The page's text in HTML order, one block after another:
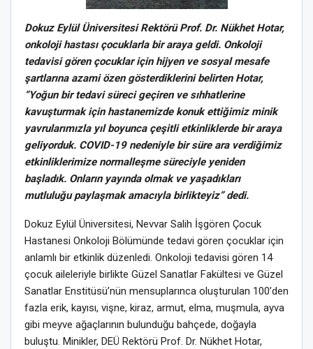
Dokuz Eylül Üniversitesi Rektörü Prof. Dr. Nükhet Hotar,
onkoloji hastası çocuklarla bir araya geldi. Onkoloji
tedavisi gören çocuklar için hijyen ve sosyal mesafe
şartlarına azami özen gösterdiklerini belirten Hotar,
“Yoğun bir tedavi süreci geçiren ve sıhhatlerine
kavuşturmak için hastanemizde konuk ettiğimiz minik
yavrularımızla yıl boyunca çeşitli etkinliklerde bir araya
geliyorduk. COVID-19 nedeniyle bir süre ara verdiğimiz
etkinliklerimize normalleşme süreciyle yeniden
başladık. Onların yayında olmak ve yaşadıkları
mutluluğu paylaşmak amacıyla birlikteyiz” dedi.
Dokuz Eylül Üniversitesi, Nevvar Salih İşgören Çocuk
Hastanesi Onkoloji Bölümünde tedavi gören çocuklar için
anlamlı bir etkinlik düzenledi. Onkoloji tedavisi gören 14
çocuk aileleriyle birlikte Güzel Sanatlar Fakültesi ve Güzel
Sanatlar Enstitüsü’nün mensuplarınca oluşturulan 100’den
fazla erik, kayısı, vişne, kiraz, armut, elma, muşmula, ayva
gibi meyve ağaçlarının bulunduğu bahçede, doğayla
buluştu. Minikler, DEÜ Rektörü Prof. Dr. Nükhet Hotar,